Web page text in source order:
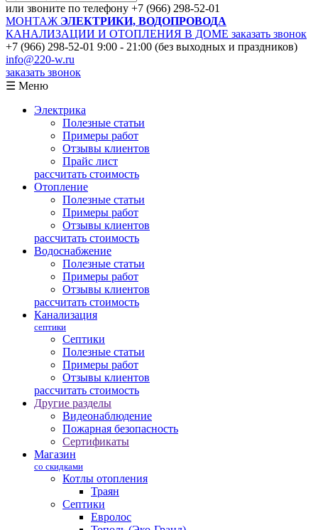
или звоните по телефону +7 (966) 298-52-01
МОНТАЖ ЭЛЕКТРИКИ, ВОДОПРОВОДА
КАНАЛИЗАЦИИ И ОТОПЛЕНИЯ В ДОМЕ заказать звонок
+7 (966) 298-52-01 9:00 - 21:00 (без выходных и праздников)
info@220-w.ru
заказать звонок
☰ Меню
Электрика
Полезные статьи
Примеры работ
Отзывы клиентов
Прайс лист
рассчитать стоимость
Отопление
Полезные статьи
Примеры работ
Отзывы клиентов
рассчитать стоимость
Водоснабжение
Полезные статьи
Примеры работ
Отзывы клиентов
рассчитать стоимость
Канализация
септики
Септики
Полезные статьи
Примеры работ
Отзывы клиентов
рассчитать стоимость
Другие разделы
Видеонаблюдение
Пожарная безопасность
Сертификаты
Магазин
со скидками
Котлы отопления
Траян
Септики
Евролос